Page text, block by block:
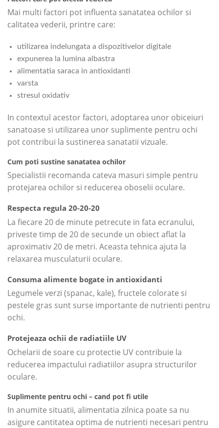
Mai multi factori pot influenta sanatatea ochilor si
calitatea vederii, printre care:
utilizarea indelungata a dispozitivelor digitale
expunerea la lumina albastra
alimentatia saraca in antioxidanti
varsta
stresul oxidativ
In contextul acestor factori, adoptarea unor obiceiuri
sanatoase si utilizarea unor suplimente pentru ochi
pot contribui la sustinerea sanatatii vizuale.
Cum poti sustine sanatatea ochilor
Specialistii recomanda cateva masuri simple pentru
protejarea ochilor si reducerea oboselii oculare.
Respecta regula 20-20-20
La fiecare 20 de minute petrecute in fata ecranului,
priveste timp de 20 de secunde un obiect aflat la
aproximativ 20 de metri. Aceasta tehnica ajuta la
relaxarea musculaturii oculare.
Consuma alimente bogate in antioxidanti
Legumele verzi (spanac, kale), fructele colorate si
pestele gras sunt surse importante de nutrienti pentru
ochi.
Protejeaza ochii de radiatiile UV
Ochelarii de soare cu protectie UV contribuie la
reducerea impactului radiatiilor asupra structurilor
oculare.
Suplimente pentru ochi – cand pot fi utile
In anumite situatii, alimentatia zilnica poate sa nu
asigure cantitatea optima de nutrienti necesari pentru